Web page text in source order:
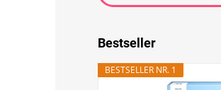
Bestseller
BESTSELLER NR. 1